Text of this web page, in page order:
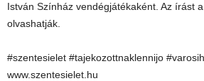
István Színház vendégjátékaként. Az írást
olvashatják.
#szentesielet #tajekozottnaklennijo
www.szentesielet.hu